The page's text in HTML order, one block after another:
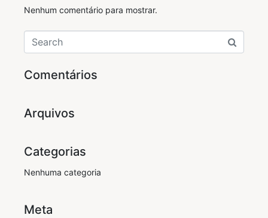
Nenhum comentário para mostrar.
Comentários
Arquivos
Categorias
Nenhuma categoria
Meta